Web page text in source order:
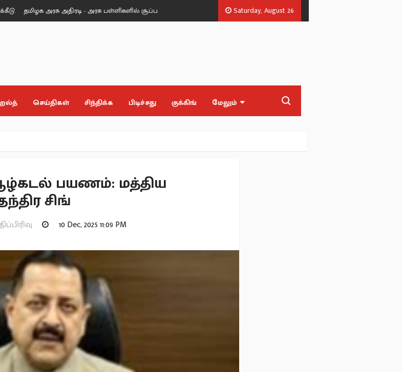
தமிழக அரசு அதிரடி - அரசு பள்ளிகளில் சூப்பர் கிளீன், சூப்பர் கேம்பஸ் திட்டம்!. பட்ஜெட்டில் சென்னைக்கு இத்தனை
Saturday, August 26
செய்திகள் சிந்திக்க பிடிச்சது குக்கிங் மேலும்
பயணம்: மத்திய
சிங்
10 Dec, 2025 11:09 PM